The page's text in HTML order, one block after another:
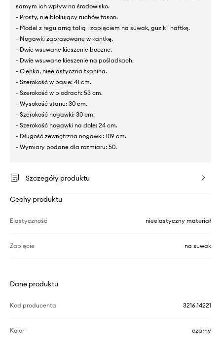
samym ich wpływ na środowisko.
- Prosty, nie blokujący ruchów fason.
- Model z regularną talią i zapięciem na suwak, guzik i haftkę.
- Nogawki zaprasowane w kantkę.
- Dwie wsuwane kieszenie boczne.
- Dwie wsuwane kieszenie na pośladkach.
- Cienka, nieelastyczna tkanina.
- Szerokość w pasie: 41 cm.
- Szerokość w biodrach: 53 cm.
- Wysokość stanu: 30 cm.
- Szerokość nogawki: 30 cm.
- Szerokość nogawki na dole: 24 cm.
- Długość zewnętrzna nogawki: 109 cm.
- Wymiary podane dla rozmiaru: 50.
Szczegóły produktu
Cechy produktu
Elastyczność nieelastyczny materiał
Zapięcie na suwak
Dane produktu
Kod producenta 3216.14221
Kolor czarny